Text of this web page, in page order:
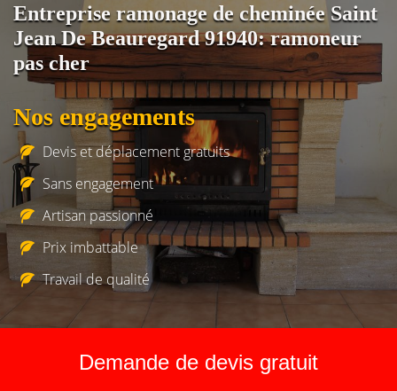
Entreprise ramonage de cheminée Saint
Jean De Beauregard 91940: ramoneur
pas cher
Nos engagements
Devis et déplacement gratuits
Sans engagement
Artisan passionné
Prix imbattable
Travail de qualité
Demande de devis gratuit